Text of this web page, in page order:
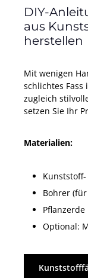
DIY-
aus
herstellen
Mit wenigen
schlichtes
zugleich
setzen Sie Ihr
Materialien:
Bohrer
Pflanzerde
Optional: